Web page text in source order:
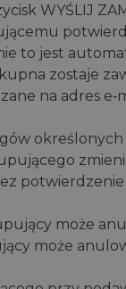
WYŚLIJ
to jest
zostaje
na adres
może
może